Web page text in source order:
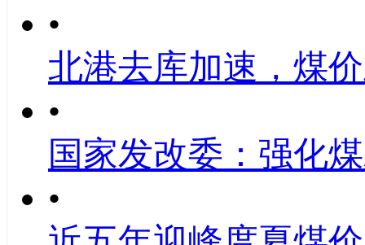
•
北港去库加速，煤
•
国家发改委：强化
•